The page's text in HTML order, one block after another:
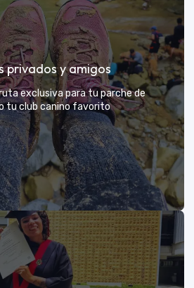
para Empresas
para tu equipo: compartir con sus
fortalecer lazos rodeados de
naturaleza
VER MÁS
privados y amigos
exclusiva para tu parche de
tu club canino favorito